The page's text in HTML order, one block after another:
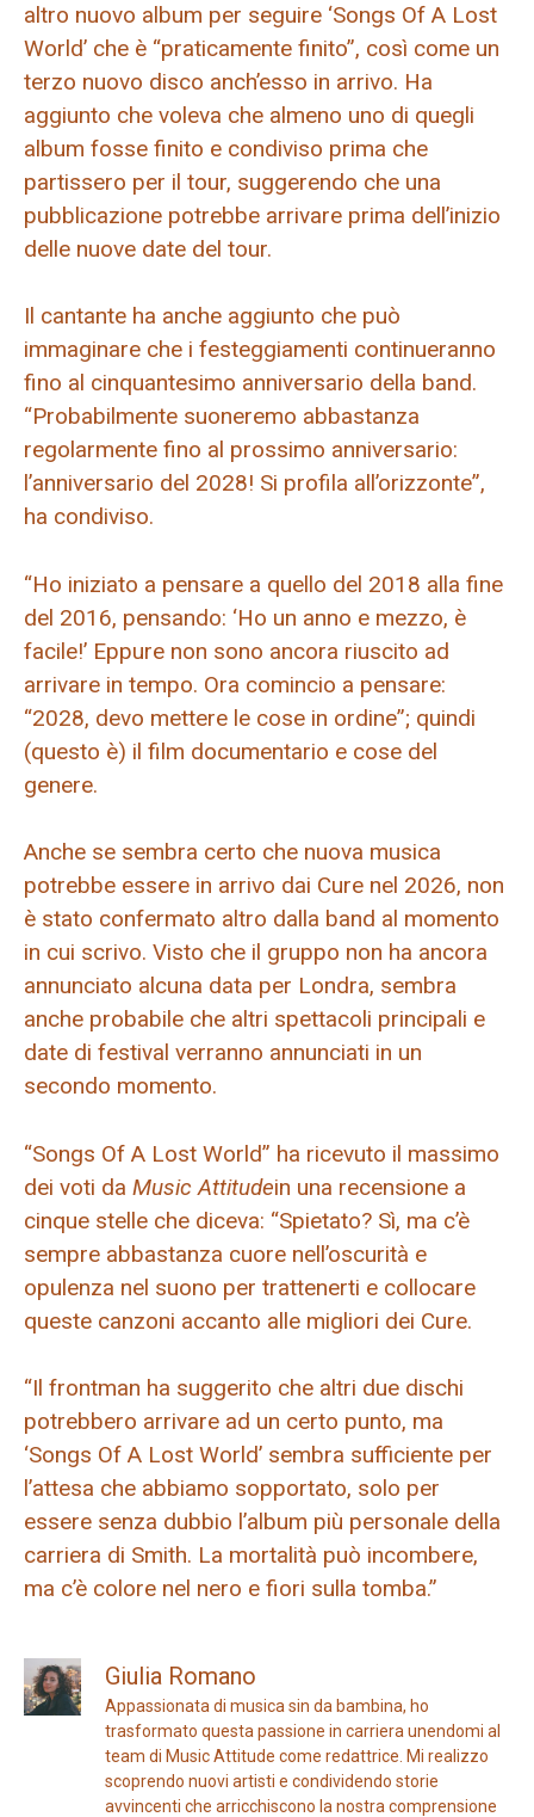
altro nuovo album per seguire ‘Songs Of A Lost
World’ che è “praticamente finito”, così come un
terzo nuovo disco anch’esso in arrivo. Ha
aggiunto che voleva che almeno uno di quegli
album fosse finito e condiviso prima che
partissero per il tour, suggerendo che una
pubblicazione potrebbe arrivare prima dell’inizio
delle nuove date del tour.
Il cantante ha anche aggiunto che può
immaginare che i festeggiamenti continueranno
fino al cinquantesimo anniversario della band.
“Probabilmente suoneremo abbastanza
regolarmente fino al prossimo anniversario:
l’anniversario del 2028! Si profila all’orizzonte”,
ha condiviso.
“Ho iniziato a pensare a quello del 2018 alla fine
del 2016, pensando: ‘Ho un anno e mezzo, è
facile!’ Eppure non sono ancora riuscito ad
arrivare in tempo. Ora comincio a pensare:
“2028, devo mettere le cose in ordine”; quindi
(questo è) il film documentario e cose del
genere.
Anche se sembra certo che nuova musica
potrebbe essere in arrivo dai Cure nel 2026, non
è stato confermato altro dalla band al momento
in cui scrivo. Visto che il gruppo non ha ancora
annunciato alcuna data per Londra, sembra
anche probabile che altri spettacoli principali e
date di festival verranno annunciati in un
secondo momento.
“Songs Of A Lost World” ha ricevuto il massimo
dei voti da Music Attitudein una recensione a
cinque stelle che diceva: “Spietato? Sì, ma c’è
sempre abbastanza cuore nell’oscurità e
opulenza nel suono per trattenerti e collocare
queste canzoni accanto alle migliori dei Cure.
“Il frontman ha suggerito che altri due dischi
potrebbero arrivare ad un certo punto, ma
‘Songs Of A Lost World’ sembra sufficiente per
l’attesa che abbiamo sopportato, solo per
essere senza dubbio l’album più personale della
carriera di Smith. La mortalità può incombere,
ma c’è colore nel nero e fiori sulla tomba.”
Giulia Romano
Appassionata di musica sin da bambina, ho
trasformato questa passione in carriera unendomi al
team di Music Attitude come redattrice. Mi realizzo
scoprendo nuovi artisti e condividendo storie
avvincenti che arricchiscono la nostra comprensione